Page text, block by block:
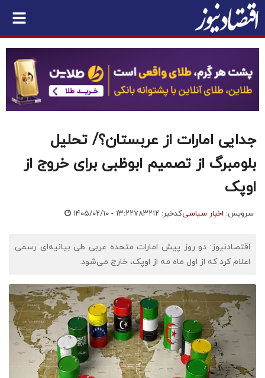
جدایی امارات از عربستان؟/ تحلیل
بلومبرگ از تصمیم ابوظبی برای خروج از
اوپک
سرویس: اخبار سیاسیکدخبر: ۷۸۳۲۱۲ ۱۴۰۵/۰۲/۱۰ - ۱۳:۲۲
اقتصادنیوز: دو روز پیش امارات متحده عربی طی بیانیه‌ای رسمی
اعلام کرد که از اول ماه مه از اوپک، خارج می‌شود.